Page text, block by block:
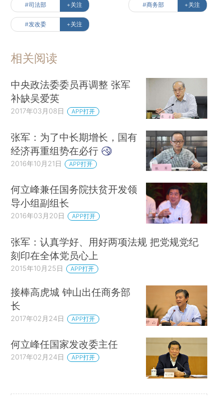
#司法部 +关注 #商务部 +关注
#发改委 +关注
相关阅读
中央政法委委员再调整 张军
补缺吴爱英
2017年03月08日 APP打开
张军：为了中长期增长，国有
经济再重组势在必行
2016年10月21日 APP打开
何立峰兼任国务院扶贫开发领
导小组副组长
2016年03月20日 APP打开
张军：认真学好、用好两项法规 把党规党纪
刻印在全体党员心上
2015年10月25日 APP打开
接棒高虎城 钟山出任商务部
长
2017年02月24日 APP打开
何立峰任国家发改委主任
2017年02月24日 APP打开